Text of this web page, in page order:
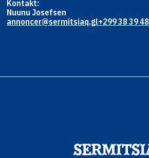
Kontakt:
Nuunu Josefsen
annoncer@sermitsiaq.gl+299 38 39 48